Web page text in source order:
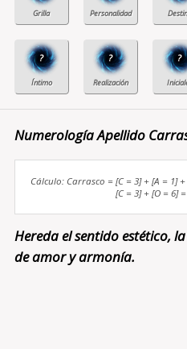
? ? ?
Numerología Apellido
Cálculo: Carrasco = [C = 3] + [A = 1]
[C = 3] + [O = 6]
Hereda el sentido estético,
de amor y armonía.